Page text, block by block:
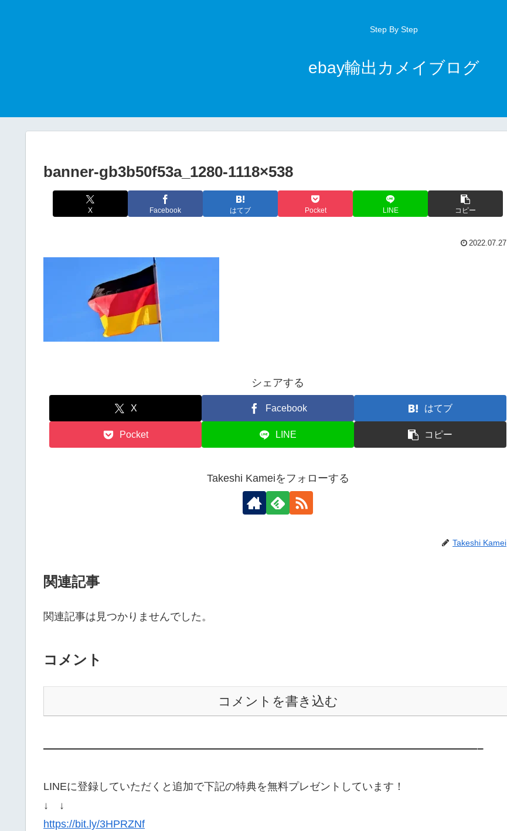
Step By Step
ebay輸出カメイブログ
banner-gb3b50f53a_1280-1118×538
X Facebook はてブ Pocket LINE コピー
2022.07.27
シェアする
X Facebook はてブ
Pocket LINE コピー
Takeshi Kameiをフォローする
Takeshi Kamei
関連記事
関連記事は見つかりませんでした。
コメント
コメントを書き込む
—————————————————————————————————————–
LINEに登録していただくと追加で下記の特典を無料プレゼントしています！
↓ ↓
https://bit.ly/3HPRZNf